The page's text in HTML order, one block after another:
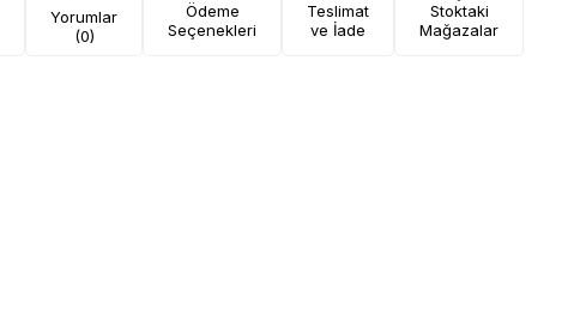
Yorumlar
(0)
Ödeme
Seçenekleri
Teslimat
ve İade
Stoktaki
Mağazalar